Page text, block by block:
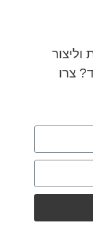
צרו